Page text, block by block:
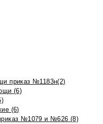
приказ №1183н(2)
(6)
(6)
№1079 и №626 (8)